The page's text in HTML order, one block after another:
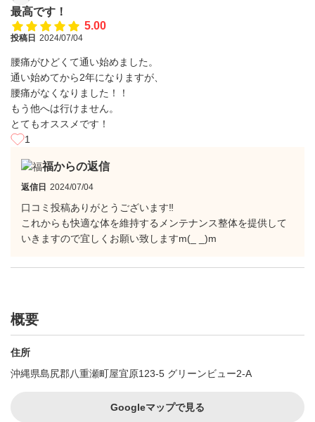
最高です！
5.00
投稿日 2024/07/04
腰痛がひどくて通い始めました。
通い始めてから2年になりますが、
腰痛がなくなりました！！
もう他へは行けません。
とてもオススメです！
1
福からの返信
返信日 2024/07/04
口コミ投稿ありがとうございます‼️
これからも快適な体を維持するメンテナンス整体を提供して
いきますので宜しくお願い致しますm(_ _)m
概要
住所
沖縄県島尻郡八重瀬町屋宜原123-5 グリーンビュー2-A
Googleマップで見る